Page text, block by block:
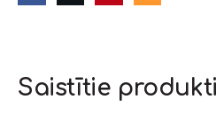
Saistītie produkti